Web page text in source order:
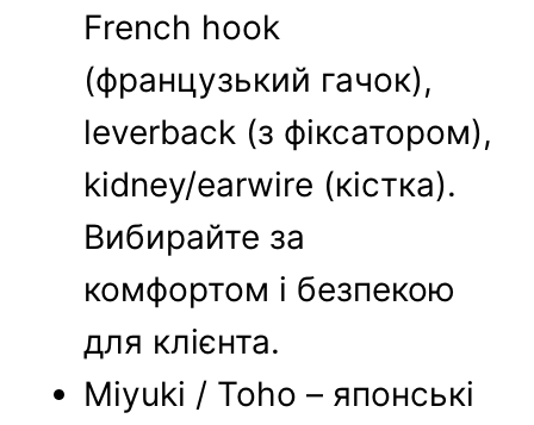
French hook
(французький гачок),
leverback (з фіксатором),
kidney/earwire (кістка).
Вибирайте за
комфортом і безпекою
для клієнта.
Miyuki / Toho – японські